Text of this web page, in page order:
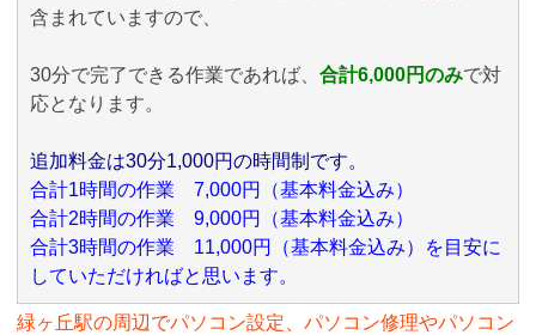
含まれていますので、
30分で完了できる作業であれば、 合計6,000円のみで対
応となります。
追加料金は30分1,000円の時間制です。
合計1時間の作業 7,000円（基本料金込み）
合計2時間の作業 9,000円（基本料金込み）
合計3時間の作業 11,000円（基本料金込み）を目安に
していただければと思います。
緑ヶ丘駅の周辺でパソコン設定、パソコン修理やパソコン